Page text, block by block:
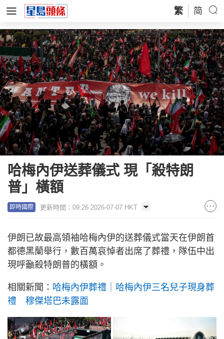
繁 简
哈梅內伊送葬儀式 現「殺特朗
普」橫額
即時國際 更新時間：09:26 2026-07-07 HKT
伊朗已故最高領袖哈梅內伊的送葬儀式當天在伊朗首
都德黑蘭舉行，數百萬哀悼者出席了葬禮，隊伍中出
現呼籲殺特朗普的橫額。
相關新聞： 哈梅內伊葬禮｜哈梅內伊三名兒子現身葬
禮 穆傑塔巴未露面